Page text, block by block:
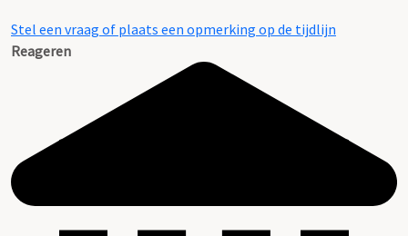
Stel een vraag of plaats een opmerking op de tijdlijn
Reageren